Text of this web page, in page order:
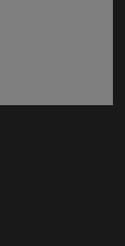
ventana)
ventana)